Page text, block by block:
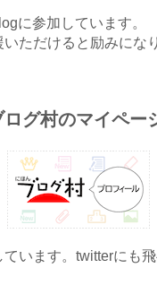
に参加しています。
ただけると励みにな
ログ村のマイペー
います。twitterにも飛